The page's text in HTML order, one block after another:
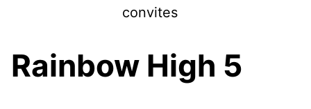
convites
Rainbow High 5